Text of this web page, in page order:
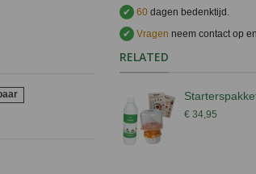
✔ 60dagen bedenktijd.
✔ Vragen neem contact op
RELATED
€ 34,95